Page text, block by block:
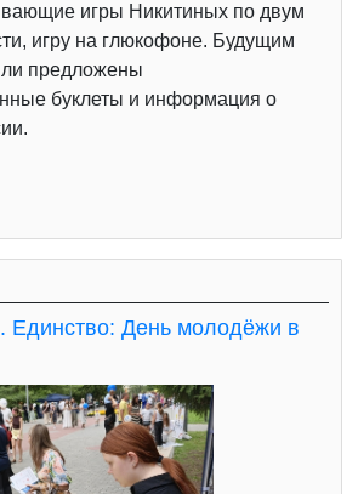
игры Никитиных по двум
игру на глюкофоне. Будущим
предложены
буклеты и информация о
Единство: День молодёжи в